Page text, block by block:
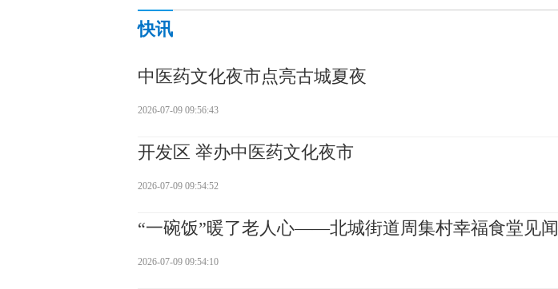
快讯
中医药文化夜市点亮古城夏夜
2026-07-09 09:56:43
开发区 举办中医药文化夜市
2026-07-09 09:54:52
“一碗饭”暖了老人心——北城街道周集村幸福食堂见闻
2026-07-09 09:54:10